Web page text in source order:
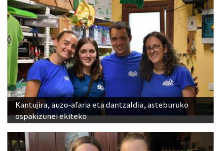
Kantujira, auzo-afaria eta dantzaldia, asteburuko
ospakizunei ekiteko